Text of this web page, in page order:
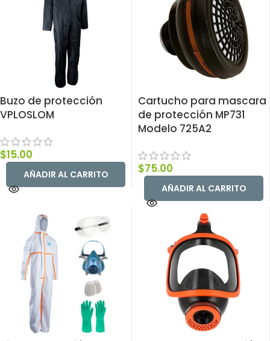
Buzo de protección
VPLOSLOM
$15.00
AÑADIR AL CARRITO
Cartucho para mascara
de protección MP731
Modelo 725A2
$75.00
AÑADIR AL CARRITO